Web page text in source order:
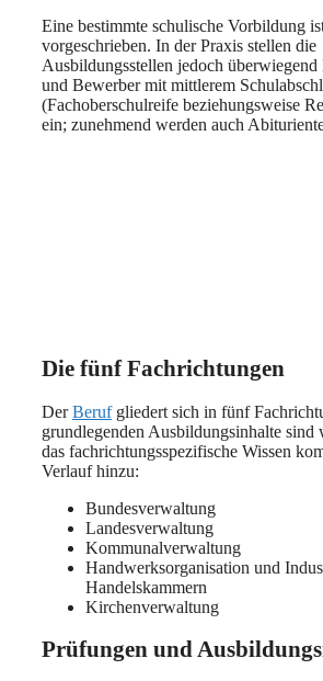
Eine bestimmte schulische Vorbildung
vorgeschrieben. In der Praxis stellen die
Ausbildungsstellen jedoch überwiegend
und Bewerber mit mittlerem
(Fachoberschulreife beziehungsweise
ein; zunehmend werden auch
Die fünf Fachrichtungen
DerBerufgliedert sich in fünf
grundlegenden Ausbildungsinhalte sind
das fachrichtungsspezifische Wissen
Verlauf hinzu:
Bundesverwaltung
Landesverwaltung
Kommunalverwaltung
Handwerksorganisation und
Handelskammern
Kirchenverwaltung
Prüfungen und